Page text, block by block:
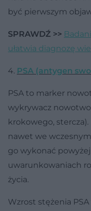
być pierwszym
SPRAWDŹ >>
ułatwia diagnozę
4. PSA (antygen
PSA to marker
wykrywacz
krokowego,
nawet we
go wykonać
uwarunkowaniach
życia.
Wzrost stężenia